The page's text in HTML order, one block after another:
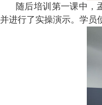
随后培训第一课中，
并进行了实操演示。学员